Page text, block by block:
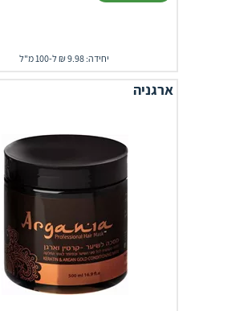
יחידה: 9.98 ₪ ל-100 מ"ל
ארגניה